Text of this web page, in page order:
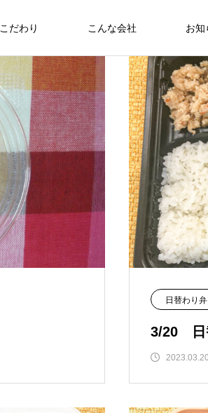
こだわり こんな会社 お知
Thoughts on
食への知識
さわおせち2026
6月22日（日）🇹🇭🇻🇳アジアン
お弁当
日替わり
3/20 日
2023.03.20